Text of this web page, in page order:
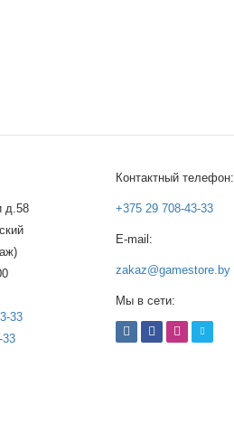
д.58
33
33
Контактный телефон:
+375 29 708-43-33
E-mail:
zakaz@gamestore.by
Мы в сети: